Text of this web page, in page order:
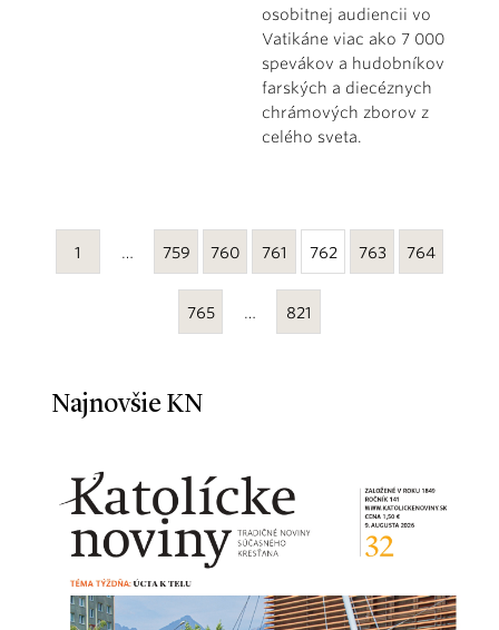
osobitnej audiencii vo
Vatikáne viac ako 7 000
spevákov a hudobníkov
farských a diecéznych
chrámových zborov z
celého sveta.
1 … 759 760 761 762 763 764
765 … 821
Najnovšie KN